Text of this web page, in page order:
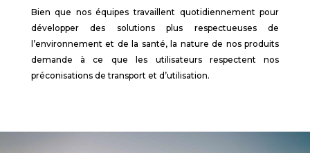
Bien que nos équipes travaillent quotidiennement pour
développer des solutions plus respectueuses de
l’environnement et de la santé, la nature de nos produits
demande à ce que les utilisateurs respectent nos
préconisations de transport et d’utilisation.